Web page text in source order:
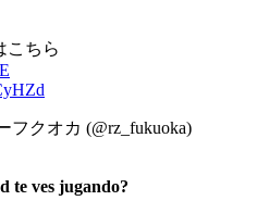
こちら
クオカ (@rz_fukuoka)
te ves jugando?